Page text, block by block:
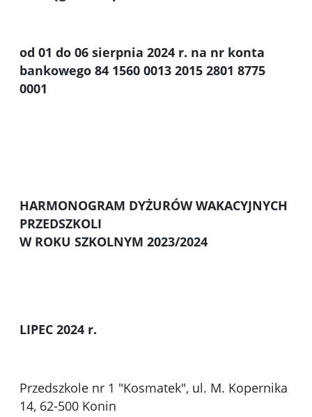
od 01 do 06 sierpnia 2024 r. na nr konta
bankowego 84 1560 0013 2015 2801 8775
0001
HARMONOGRAM DYŻURÓW WAKACYJNYCH
PRZEDSZKOLI
W ROKU SZKOLNYM 2023/2024
LIPEC 2024 r.
Przedszkole nr 1 "Kosmatek", ul. M. Kopernika
14, 62-500 Konin